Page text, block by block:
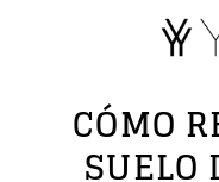
CÓMO
SUELO